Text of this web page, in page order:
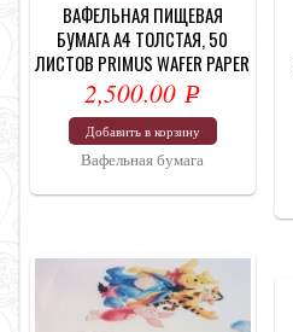
ВАФЕЛЬНАЯ ПИЩЕВАЯ
БУМАГА А4 ТОЛСТАЯ, 50
ЛИСТОВ PRIMUS WAFER PAPER
2,500.00Р
УБ.
Добавить в корзину
Вафельная бумага